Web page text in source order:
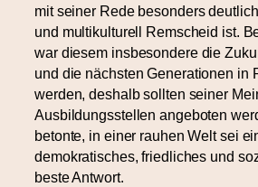
mit seiner Rede besonders
und multikulturell Remscheid ist.
war diesem insbesondere die
und die nächsten Generationen in
werden, deshalb sollten seiner
Ausbildungsstellen angeboten
betonte, in einer rauhen Welt sei
demokratisches, friedliches und
beste Antwort.